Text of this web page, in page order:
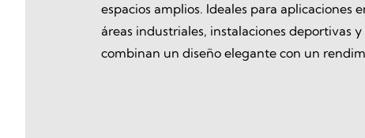
espacios amplios. Ideales para aplicaciones
áreas industriales, instalaciones deportivas y
combinan un diseño elegante con un